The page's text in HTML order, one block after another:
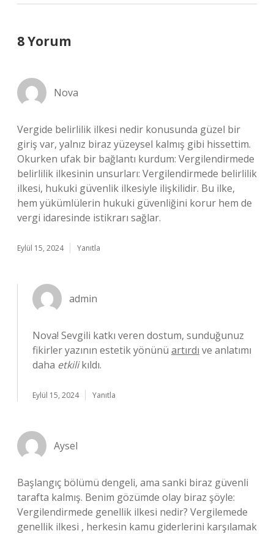
8 Yorum
Nova
Vergide belirlilik ilkesi nedir konusunda güzel bir
giriş var, yalnız biraz yüzeysel kalmış gibi hissettim.
Okurken ufak bir bağlantı kurdum: Vergilendirmede
belirlilik ilkesinin unsurları: Vergilendirmede belirlilik
ilkesi, hukuki güvenlik ilkesiyle ilişkilidir. Bu ilke,
hem yükümlülerin hukuki güvenliğini korur hem de
vergi idaresinde istikrarı sağlar.
Eylül 15, 2024 Yanıtla
admin
Nova! Sevgili katkı veren dostum, sunduğunuz
fikirler yazının estetik yönünü artırdı ve anlatımı
daha etkilikıldı.
Eylül 15, 2024 Yanıtla
Aysel
Başlangıç bölümü dengeli, ama sanki biraz güvenli
tarafta kalmış. Benim gözümde olay biraz şöyle:
Vergilendirmede genellik ilkesi nedir? Vergilemede
genellik ilkesi , herkesin kamu giderlerini karşılamak